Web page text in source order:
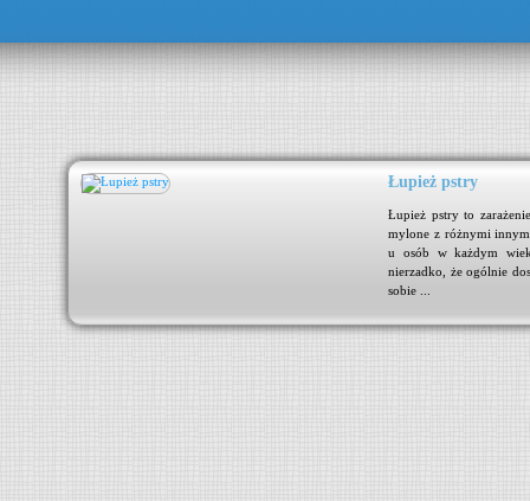
Łupież pstry
Łupież pstry to
mylone z różnymi
u osób w każdym
nierzadko, że ogólnie
sobie ...